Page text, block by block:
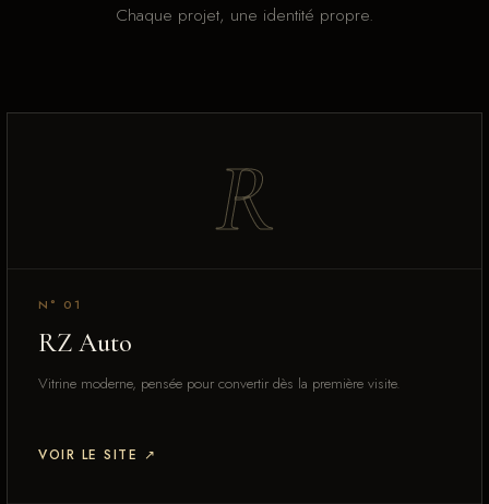
Chaque projet, une identité propre.
R
N° 01
RZ Auto
Vitrine moderne, pensée pour convertir dès la première visite.
VOIR LE SITE ↗